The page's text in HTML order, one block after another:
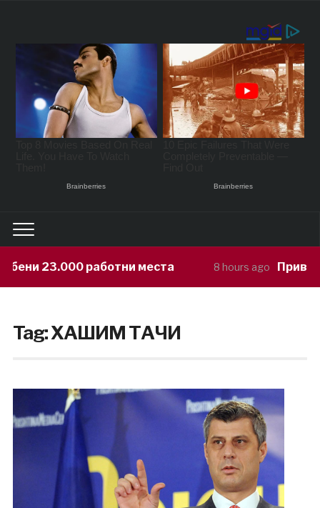
23.000 работни места 8 hours ago Приведен
Tag:ХАШИМ ТАЧИ